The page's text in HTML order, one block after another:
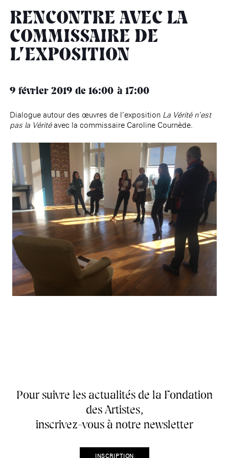
RENCONTRE AVEC LA
COMMISSAIRE DE
L’EXPOSITION
9 février 2019de 16:00 17:00
Dialogue autour des œuvres de l’exposition La Vérité n’est
pas la Véritéavec la commissaire Caroline Cournède.
Pour suivre les actualités de la Fondation
des Artistes,
inscrivez-vous à notre newsletter
INSCRIPTION
des artistes(EHPAD)
Salomon de Rothschild
Jardin public de l’Hôtel
Salomon de Rothschild